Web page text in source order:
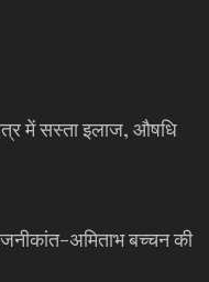
में सस्ता इलाज, औषधि
अमिताभ बच्चन की